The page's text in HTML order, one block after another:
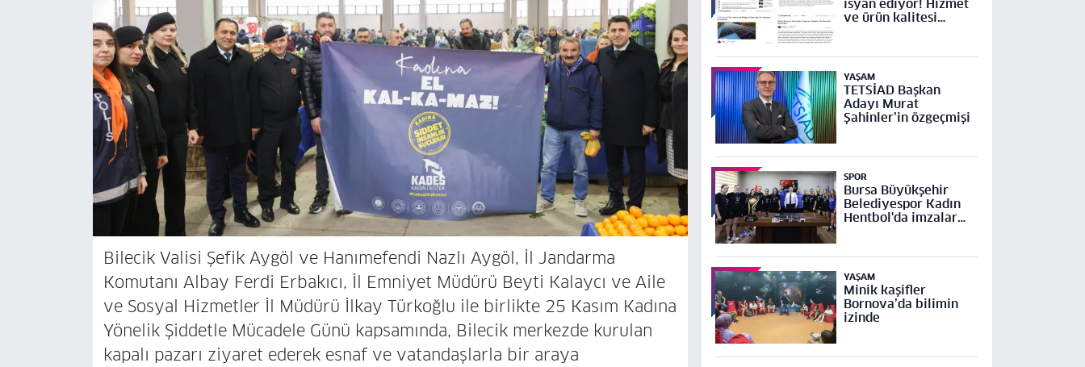
Bilecik Valisi Şefik Aygöl ve Hanımefendi Nazlı Aygöl, İl Jandarma
Komutanı Albay Ferdi Erbakıcı, İl Emniyet Müdürü Beyti Kalaycı ve Aile
ve Sosyal Hizmetler İl Müdürü İlkay Türkoğlu ile birlikte 25 Kasım Kadına
Yönelik Şiddetle Mücadele Günü kapsamında, Bilecik merkezde kurulan
kapalı pazarı ziyaret ederek esnaf ve vatandaşlarla bir araya
isyan ediyor! Hizmet
ve ürün kalitesi
YAŞAM
TETSİAD Başkan
Adayı Murat
Şahinler’in özgeçmişi
SPOR
Bursa Büyükşehir
Belediyespor Kadın
Hentbol'da imzalar
YAŞAM
Minik kaşifler
Bornova’da bilimin
izinde